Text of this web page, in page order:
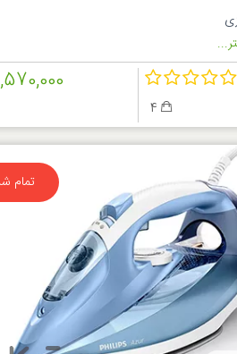
تمام